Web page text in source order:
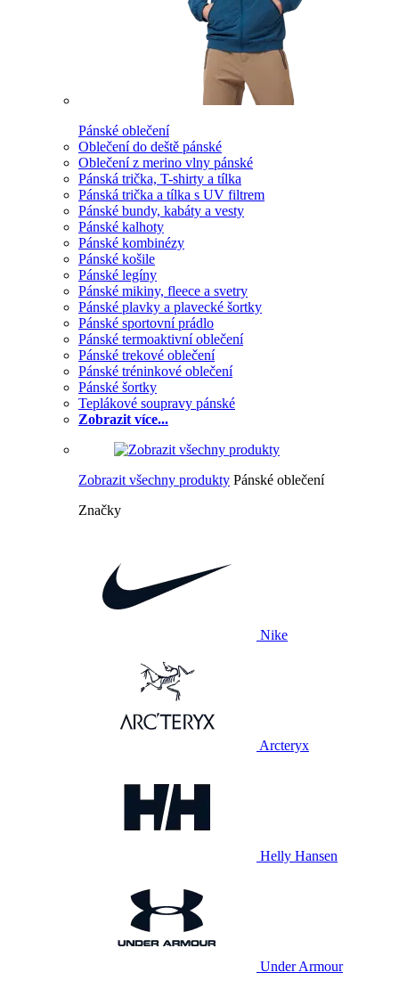
Pánské oblečení
Oblečení do deště pánské
Oblečení z merino vlny pánské
Pánská trička, T-shirty a tílka
Pánská trička a tílka s UV filtrem
Pánské bundy, kabáty a vesty
Pánské kalhoty
Pánské kombinézy
Pánské košile
Pánské legíny
Pánské mikiny, fleece a svetry
Pánské plavky a plavecké šortky
Pánské sportovní prádlo
Pánské termoaktivní oblečení
Pánské trekové oblečení
Pánské tréninkové oblečení
Pánské šortky
Teplákové soupravy pánské
Zobrazit více...
Zobrazit všechny produkty Pánské oblečení
Značky
Nike
Arcteryx
Helly Hansen
Under Armour